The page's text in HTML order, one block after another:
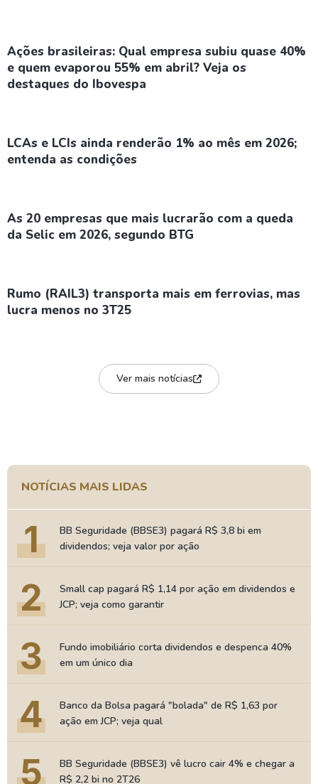
Ações brasileiras: Qual empresa subiu quase 40%
e quem evaporou 55% em abril? Veja os
destaques do Ibovespa
LCAs e LCIs ainda renderão 1% ao mês em 2026;
entenda as condições
As 20 empresas que mais lucrarão com a queda
da Selic em 2026, segundo BTG
Rumo (RAIL3) transporta mais em ferrovias, mas
lucra menos no 3T25
Ver mais notícias
NOTÍCIAS MAIS LIDAS
1
BB Seguridade (BBSE3) pagará R$ 3,8 bi em
dividendos; veja valor por ação
2
Small cap pagará R$ 1,14 por ação em dividendos e
JCP; veja como garantir
3
Fundo imobiliário corta dividendos e despenca 40%
em um único dia
4
Banco da Bolsa pagará "bolada" de R$ 1,63 por
ação em JCP; veja qual
5
BB Seguridade (BBSE3) vê lucro cair 4% e chegar a
R$ 2,2 bi no 2T26